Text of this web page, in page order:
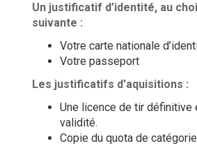
Un justificatif d’identité, au
suivante :
Votre carte nationale
Votre passeport
Les justificatifs d’aquisitions :
Une licence de tir définitive
validité.
Copie du quota de